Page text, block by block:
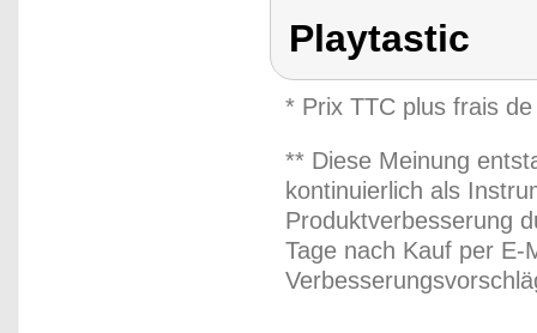
Playtastic
* Prix TTC plus frais
** Diese Meinung
kontinuierlich als
Produktverbesserung
Tage nach Kauf per E-